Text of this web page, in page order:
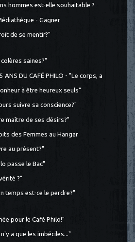
hommes est-elle souhaitable ?
- Gagner
de se mentir?"
saines?"
ANS DU CAFÉ PHILO - "Le corps, a
à être heureux seuls"
suivre sa conscience?"
maître de ses désirs?"
des Femmes au Hangar
au présent?"
passe le Bac"
?"
temps est-ce le perdre?"
pour le Café Philo!"
a que les imbéciles..."